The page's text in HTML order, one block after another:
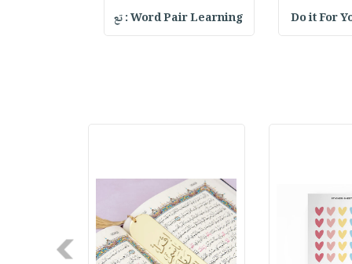
Do it For Word Pair Learning : تع
Next